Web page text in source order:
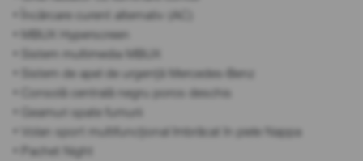
• Încărcare curent alternativ (AC)
• MBUX Hyperscreen
• Sistem multimedia MBUX
• Sistem de apel de urgență Mercedes-Benz
• Consolă centrală negru poros deschis
• Geamuri spate fumurii
• Volan sport multifuncțional îmbrăcat în piele Nappa
• Pachet Night